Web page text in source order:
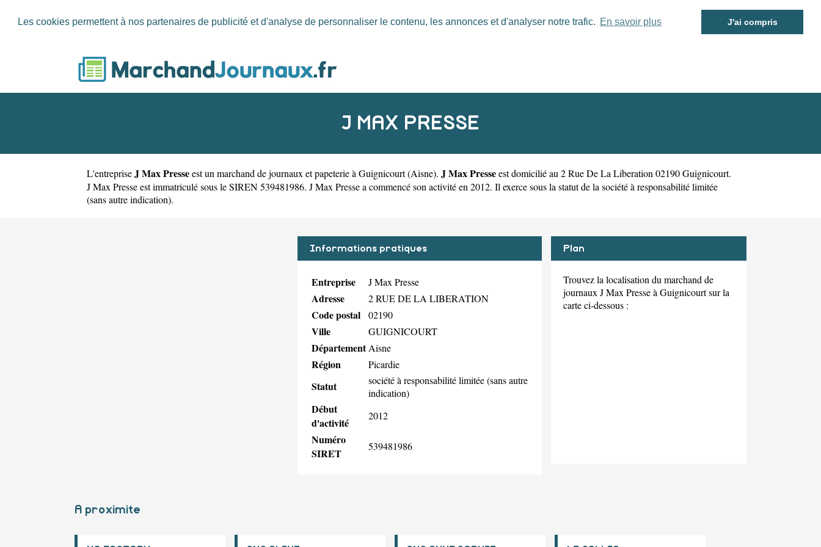
Les cookies permettent à nos partenaires de publicité et d'analyse de personnaliser le contenu, les annonces et d'analyser notre trafic. En savoir plus J'ai compris
J MAX PRESSE
L'entrepriseJ Max Presseest un marchand de journaux et papeterie à Guignicourt(Aisne). J Max Presseest domicilié au 2 Rue De La Liberation 02190 Guignicourt.
J Max Presse est immatriculé sous le SIREN 539481986. J Max Presse a commencé son activité en 2012. Il exerce sous la statut de la société à responsabilité limitée
(sans autre indication).
Informations pratiques
Entreprise J Max Presse
Adresse 2 RUE DE LA LIBERATION
Code postal 02190
Ville GUIGNICOURT
Département Aisne
Région Picardie
Statut
société à responsabilité limitée (sans autre
indication)
Début
d'activité
2012
Numéro
SIRET
539481986
Plan
Trouvez la localisation du marchand de
journaux J Max Presse à Guignicourt sur la
carte ci-dessous :
A proximite